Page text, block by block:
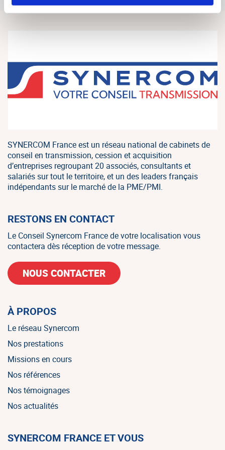
SYNERCOM France est un réseau national de cabinets de
conseil en transmission, cession et acquisition
d’entreprises regroupant 20 associés, consultants et
salariés sur tout le territoire, et un des leaders français
indépendants sur le marché de la PME/PMI.
RESTONS EN CONTACT
Le Conseil Synercom France de votre localisation vous
contactera dès réception de votre message.
NOUS CONTACTER
À PROPOS
Le réseau Synercom
Nos prestations
Missions en cours
Nos références
Nos témoignages
Nos actualités
SYNERCOM FRANCE ET VOUS